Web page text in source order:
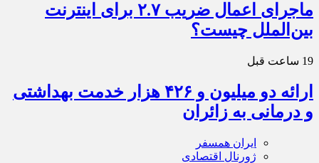
ماجرای اعمال ضریب ۲.۷ برای اینترنت
بین‌الملل چیست؟
19 ساعت قبل
ارائه دو میلیون و ۴۲۶ هزار خدمت بهداشتی
و درمانی به زائران
ایران همسفر
ژورنال اقتصادی